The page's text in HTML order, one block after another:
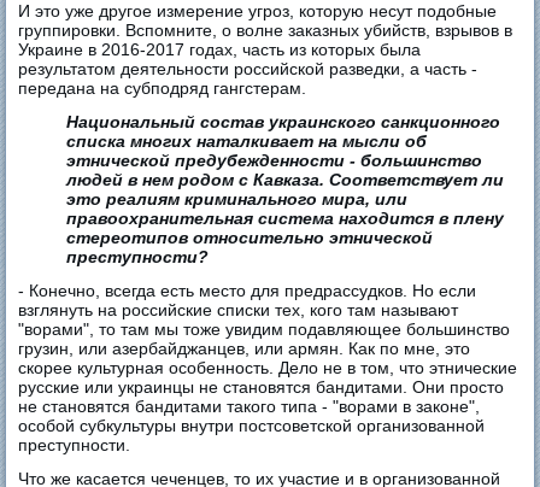
И это уже другое измерение угроз, которую несут подобные
группировки. Вспомните, о волне заказных убийств, взрывов в
Украине в 2016-2017 годах, часть из которых была
результатом деятельности российской разведки, а часть -
передана на субподряд гангстерам.
Национальный состав украинского санкционного
списка многих наталкивает на мысли об
этнической предубежденности - большинство
людей в нем родом с Кавказа. Соответствует ли
это реалиям криминального мира, или
правоохранительная система находится в плену
стереотипов относительно этнической
преступности?
- Конечно, всегда есть место для предрассудков. Но если
взглянуть на российские списки тех, кого там называют
"ворами", то там мы тоже увидим подавляющее большинство
грузин, или азербайджанцев, или армян. Как по мне, это
скорее культурная особенность. Дело не в том, что этнические
русские или украинцы не становятся бандитами. Они просто
не становятся бандитами такого типа - "ворами в законе",
особой субкультуры внутри постсоветской организованной
преступности.
Что же касается чеченцев, то их участие и в организованной